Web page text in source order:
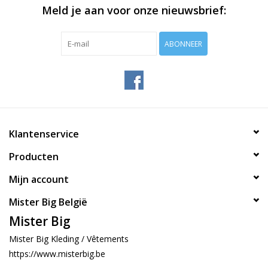
Meld je aan voor onze nieuwsbrief:
ABONNEER
Klantenservice
Producten
Mijn account
Mister Big België
Mister Big
Mister Big Kleding / Vêtements
https://www.misterbig.be